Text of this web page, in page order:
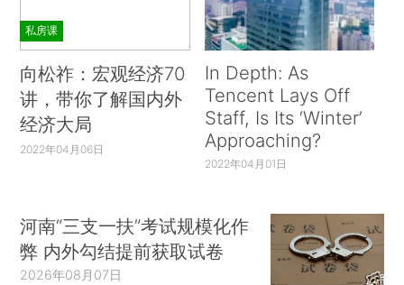
私房课
向松祚：宏观经济70
讲，带你了解国内外
经济大局
2022年04月06日
In Depth: As
Tencent Lays Off
Staff, Is Its ‘Winter’
Approaching?
2022年04月01日
河南“三支一扶”考试规模化作
弊 内外勾结提前获取试卷
2026年08月07日